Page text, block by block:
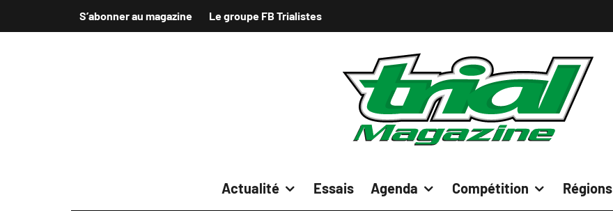
S’abonner au magazine Le groupe FB Trialistes
Actualité Essais Agenda Compétition Régions